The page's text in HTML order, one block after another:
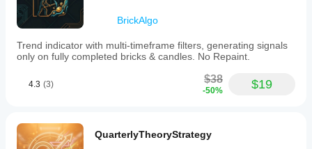
BrickAlgo
Trend indicator with multi-timeframe filters, generating signals
only on fully completed bricks & candles. No Repaint.
4.3 (3) $38
-50% $19
QuarterlyTheoryStrategy